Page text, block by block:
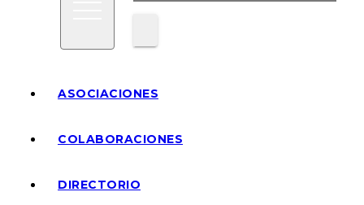
ASOCIACIONES
COLABORACIONES
DIRECTORIO